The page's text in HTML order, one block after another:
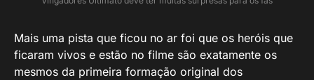
Mais uma pista que ficou no ar foi que os heróis que
ficaram vivos e estão no filme são exatamente os
mesmos da primeira formação original dos